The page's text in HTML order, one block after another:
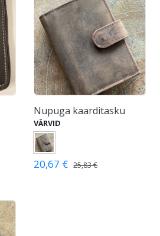
Nupuga kaarditasku
VÄRVID
20,67 € 25,83 €